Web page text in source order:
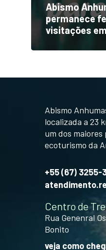
Abismo
permanece
visitações
Abismo
localizada a 23
um dos maiores
ecoturismo da
+55 (67) 3255-
Centro de
Rua Genenral
Bonito
veja como